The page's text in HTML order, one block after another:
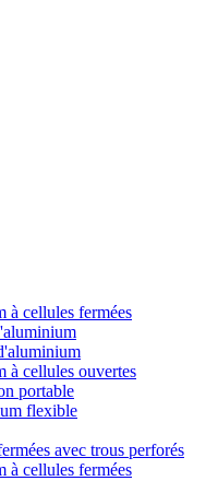
à cellules fermées
à cellules ouvertes
portable
flexible
avec trous perforés
à cellules fermées